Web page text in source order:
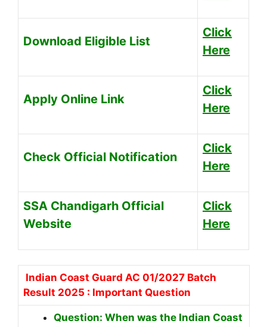
Download Eligible List
Click
Here
Apply Online Link
Click
Here
Check Official Notification
Click
Here
SSA Chandigarh Official
Website
Click
Here
Indian Coast Guard AC 01/2027 Batch
Result 2025 : Important Question
Question: When was the Indian Coast